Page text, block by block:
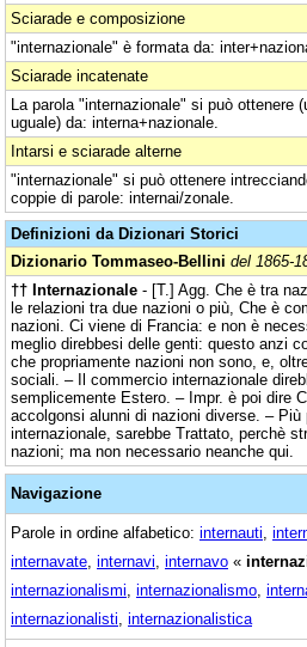
Sciarade e composizione
"internazionale" è formata da:
Sciarade incatenate
La parola "internazionale" si può ottenere
uguale) da: interna+nazionale.
Intarsi e sciarade alterne
"internazionale" si può ottenere
coppie di parole: internai/zonale.
Definizioni da Dizionari Storici
Dizionario Tommaseo-Bellini del 1865-
†† Internazionale - [T.] Agg. Che è tra
le relazioni tra due nazioni o più, Che è
nazioni. Ci viene di Francia: e non è
meglio direbbesi delle genti: questo anzi
che propriamente nazioni non sono, e,
sociali. – Il commercio internazionale
semplicemente Estero. – Impr. è poi dire
accolgonsi alunni di nazioni diverse. – Più
internazionale, sarebbe Trattato, perchè
nazioni; ma non necessario neanche qui.
Navigazione
Parole in ordine alfabetico: internauti
internavate internavi internavo «
internazionalismi internazionalismo
internazionalisti internazionalistica